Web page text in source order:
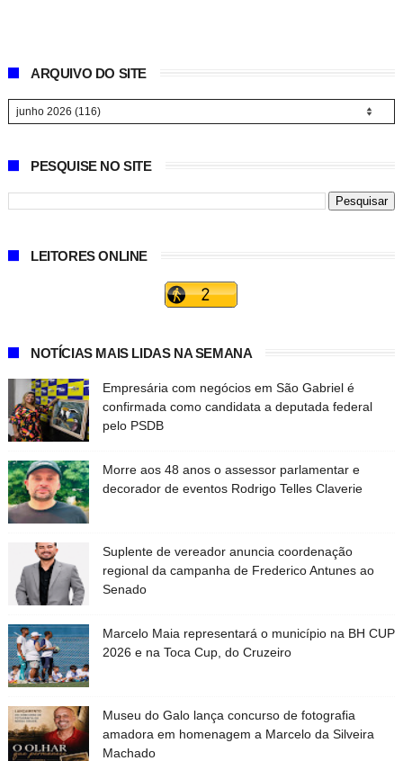
ARQUIVO DO SITE
PESQUISE NO SITE
LEITORES ONLINE
NOTÍCIAS MAIS LIDAS NA SEMANA
Empresária com negócios em São Gabriel é
confirmada como candidata a deputada federal
pelo PSDB
Morre aos 48 anos o assessor parlamentar e
decorador de eventos Rodrigo Telles Claverie
Suplente de vereador anuncia coordenação
regional da campanha de Frederico Antunes ao
Senado
Marcelo Maia representará o município na BH CUP
2026 e na Toca Cup, do Cruzeiro
Museu do Galo lança concurso de fotografia
amadora em homenagem a Marcelo da Silveira
Machado